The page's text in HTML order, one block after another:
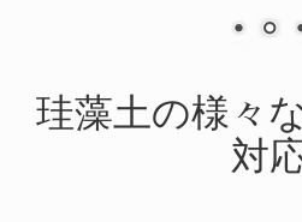
珪藻土の様々
対